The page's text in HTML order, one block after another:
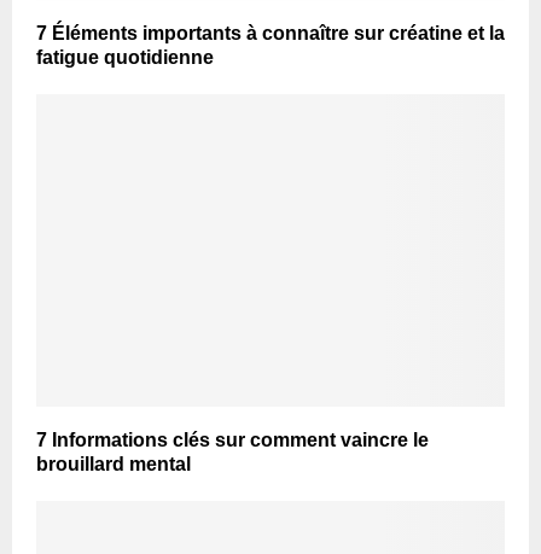
7 Éléments importants à connaître sur créatine et la
fatigue quotidienne
7 Informations clés sur comment vaincre le
brouillard mental